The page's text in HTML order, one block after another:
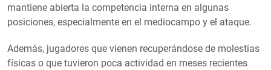
mantiene abierta la competencia interna en algunas
posiciones, especialmente en el mediocampo y el ataque.
Además, jugadores que vienen recuperándose de molestias
físicas o que tuvieron poca actividad en meses recientes